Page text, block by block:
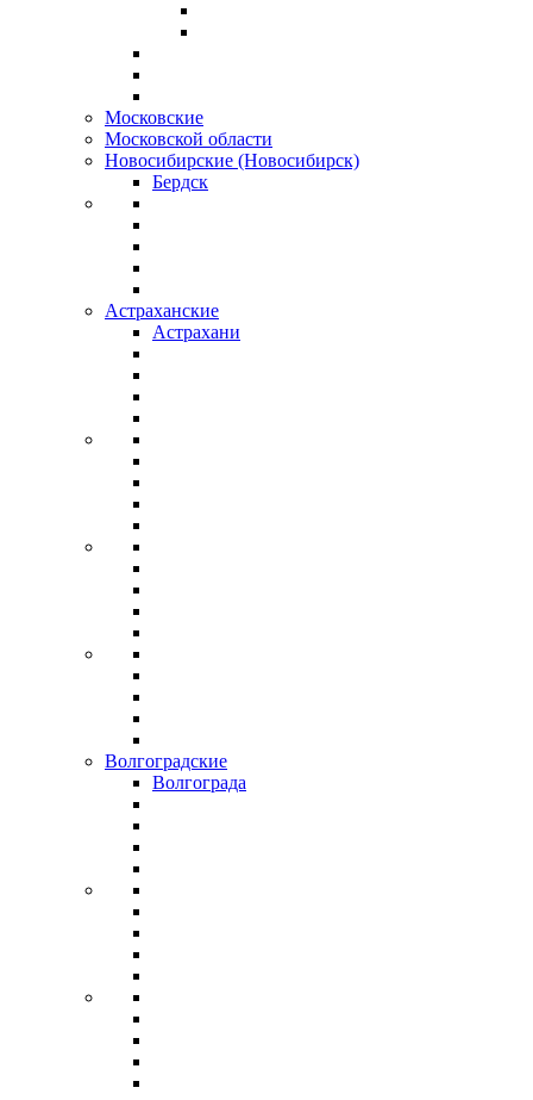
Московские
Московской области
Новосибирские (Новосибирск)
Бердск
Астраханские
Астрахани
Волгоградские
Волгограда